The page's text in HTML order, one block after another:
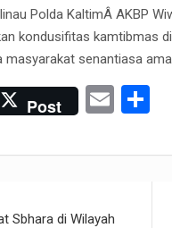
Polda KaltimÂ AKBP
kondusifitas kamtibmas
masyarakat senantiasa
Post
E
ail
Sbhara di Wilayah